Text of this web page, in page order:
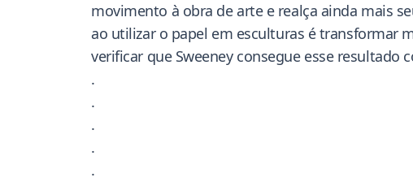
movimento à obra de arte e realça ainda mais
ao utilizar o papel em esculturas é transformar
verificar que Sweeney consegue esse
.
.
.
.
.